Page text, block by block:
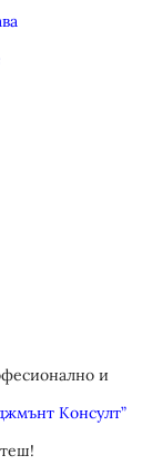
и
Консулт”